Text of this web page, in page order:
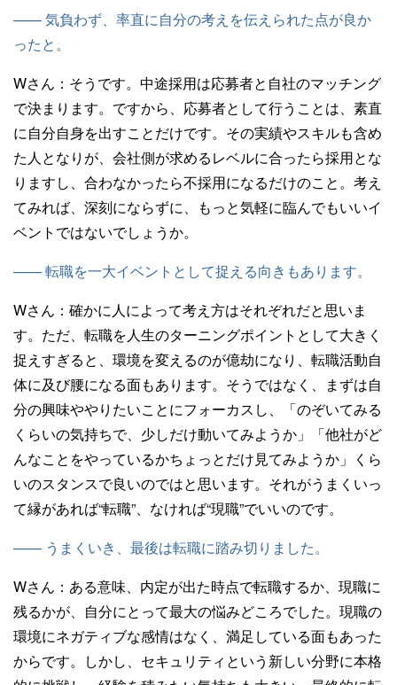
—— 気負わず、率直に自分の考えを伝えられた点が良か
ったと。
Wさん： そうです。中途採用は応募者と自社のマッチング
で決まります。ですから、応募者として行うことは、素直
に自分自身を出すことだけです。その実績やスキルも含め
た人となりが、会社側が求めるレベルに合ったら採用とな
りますし、合わなかったら不採用になるだけのこと。考え
てみれば、深刻にならずに、もっと気軽に臨んでもいいイ
ベントではないでしょうか。
—— 転職を一大イベントとして捉える向きもあります。
Wさん： 確かに人によって考え方はそれぞれだと思いま
す。ただ、転職を人生のターニングポイントとして大きく
捉えすぎると、環境を変えるのが億劫になり、転職活動自
体に及び腰になる面もあります。そうではなく、まずは自
分の興味ややりたいことにフォーカスし、「のぞいてみる
くらいの気持ちで、少しだけ動いてみようか」「他社がど
んなことをやっているかちょっとだけ見てみようか」くら
いのスタンスで良いのではと思います。それがうまくいっ
て縁があれば“転職”、なければ“現職”でいいのです。
—— うまくいき、最後は転職に踏み切りました。
Wさん： ある意味、内定が出た時点で転職するか、現職に
残るかが、自分にとって最大の悩みどころでした。現職の
環境にネガティブな感情はなく、満足している面もあった
からです。しかし、セキュリティという新しい分野に本格